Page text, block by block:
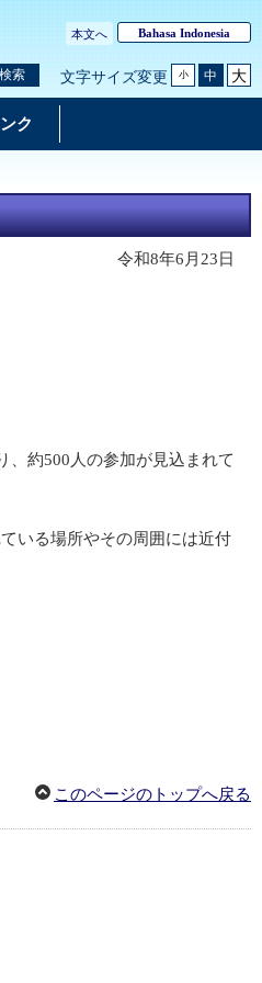
本文へ Bahasa Indonesia
検索 文字サイズ変更 小 中 大
ク
令和8年6月23日
約500人の参加が見込まれて
いる場所やその周囲には近付
このページのトップへ戻る